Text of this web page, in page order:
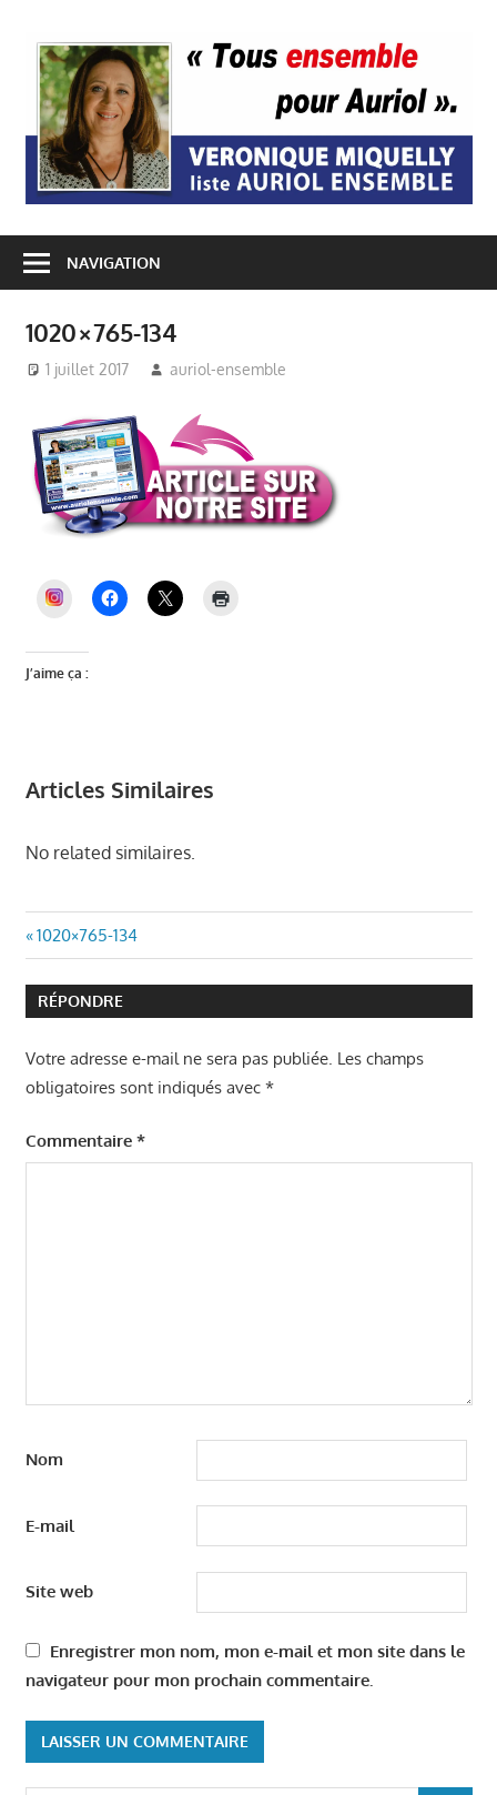
contenu
NAVIGATION
1020×765-134
1 juillet 2017 auriol-ensemble
INSTAGRAM
J’aime ça :
Articles Similaires
No related similaires.
Navigation
de
l’article
Article
précédent
:
1020×765-134
RÉPONDRE
Votre adresse e-mail ne sera pas publiée. Les champs
obligatoires sont indiqués avec *
Commentaire *
Nom
E-mail
Site web
Enregistrer mon nom, mon e-mail et mon site dans le
navigateur pour mon prochain commentaire.